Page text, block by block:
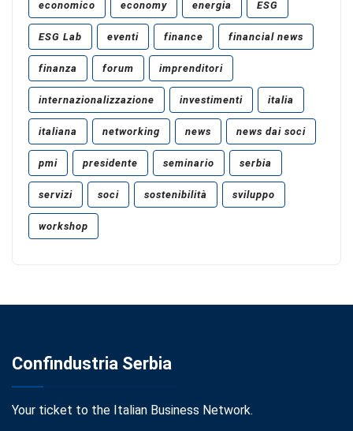
economico economy energia ESG
ESG Lab eventi finance financial news
finanza forum imprenditori
internazionalizzazione investimenti italia
italiana networking news news dai soci
pmi presidente seminario serbia
servizi soci sostenibilità sviluppo
workshop
Confindustria Serbia
Your ticket to the Italian Business Network.